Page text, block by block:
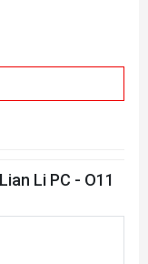
Li PC - O11